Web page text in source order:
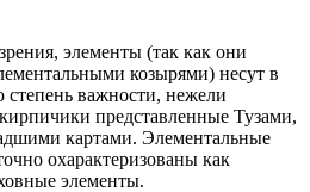
элементы (так как они
козырями) несут в
степень важности, нежели
представленные Тузами,
картами. Элементальные
охарактеризованы как
элементы.